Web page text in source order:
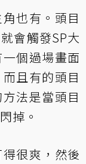
也有。頭目
會觸發SP大
個過場畫面
且有的頭目
法是當頭目
掉。
很爽，然後